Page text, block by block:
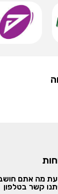
מה אתם
קשר בטלפון